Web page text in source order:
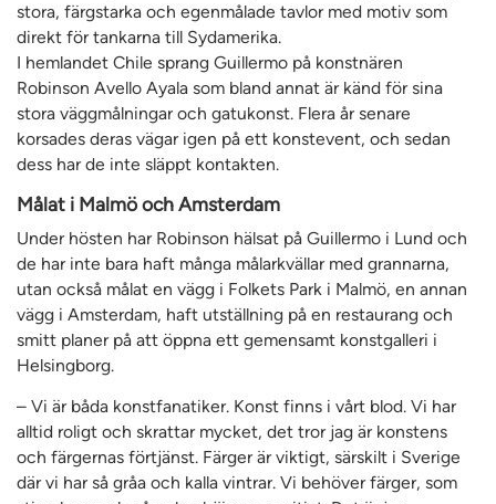
stora, färgstarka och egenmålade tavlor med motiv som
direkt för tankarna till Sydamerika.
I hemlandet Chile sprang Guillermo på konstnären
Robinson Avello Ayala som bland annat är känd för sina
stora väggmålningar och gatukonst. Flera år senare
korsades deras vägar igen på ett konstevent, och sedan
dess har de inte släppt kontakten.
Målat i Malmö och Amsterdam
Under hösten har Robinson hälsat på Guillermo i Lund och
de har inte bara haft många målarkvällar med grannarna,
utan också målat en vägg i Folkets Park i Malmö, en annan
vägg i Amsterdam, haft utställning på en restaurang och
smitt planer på att öppna ett gemensamt konstgalleri i
Helsingborg.
– Vi är båda konstfanatiker. Konst finns i vårt blod. Vi har
alltid roligt och skrattar mycket, det tror jag är konstens
och färgernas förtjänst. Färger är viktigt, särskilt i Sverige
där vi har så gråa och kalla vintrar. Vi behöver färger, som